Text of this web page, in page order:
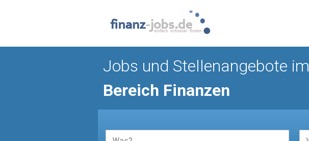
Jobs und Stellenangebote im
Bereich Finanzen